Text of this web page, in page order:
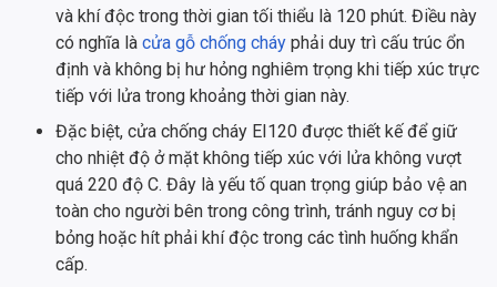
và khí độc trong thời gian tối thiểu là 120 phút. Điều này
có nghĩa là cửa gỗ chống cháy phải duy trì cấu trúc ổn
định và không bị hư hỏng nghiêm trọng khi tiếp xúc trực
tiếp với lửa trong khoảng thời gian này.
Đặc biệt, cửa chống cháy EI120 được thiết kế để giữ
cho nhiệt độ ở mặt không tiếp xúc với lửa không vượt
quá 220 độ C. Đây là yếu tố quan trọng giúp bảo vệ an
toàn cho người bên trong công trình, tránh nguy cơ bị
bỏng hoặc hít phải khí độc trong các tình huống khẩn
cấp.